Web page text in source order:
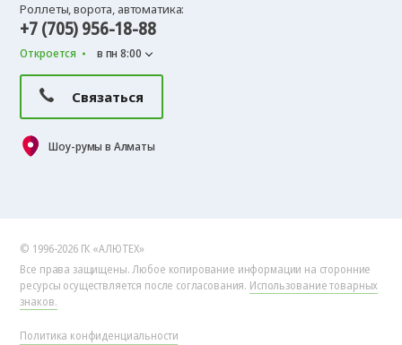
Роллеты, ворота, автоматика:
+7 (705) 956-18-88
Откроется в пн 8:00
Связаться
Шоу-румы в Алматы
© 1996-2026 ГК «АЛЮТЕХ»
Все права защищены. Любое копирование информации на сторонние
ресурсы осуществляется после согласования. Использование товарных
знаков.
Политика конфиденциальности